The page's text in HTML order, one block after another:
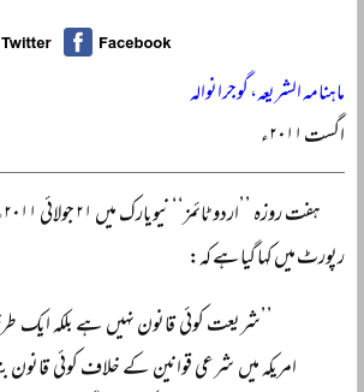
ماہنامہ الشریعہ، گوجرانوالہ
اگست ۲۰۱۱ء
رپورٹ میں کہا گیا ہے کہ:
’’شریعت کوئی قانون نہیں ہے بلکہ
امریکہ میں شرعی قوانین کے خلاف کوئی قانون